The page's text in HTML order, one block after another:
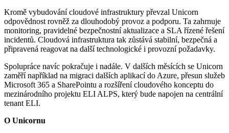
Kromě vybudování cloudové infrastruktury převzal Unicorn
odpovědnost rovněž za dlouhodobý provoz a podporu. Ta zahrnuje
monitoring, pravidelné bezpečnostní aktualizace a SLA řízené řešení
incidentů. Cloudová infrastruktura tak zůstává stabilní, bezpečná a
připravená reagovat na další technologické i provozní požadavky.
Spolupráce navíc pokračuje i nadále. V dalších měsících se Unicorn
zaměří například na migraci dalších aplikací do Azure, přesun služeb
Microsoft 365 a SharePointu a rozšíření cloudového konceptu do
mezinárodního projektu ELI ALPS, který bude napojen na centrální
tenant ELI.
O Unicornu